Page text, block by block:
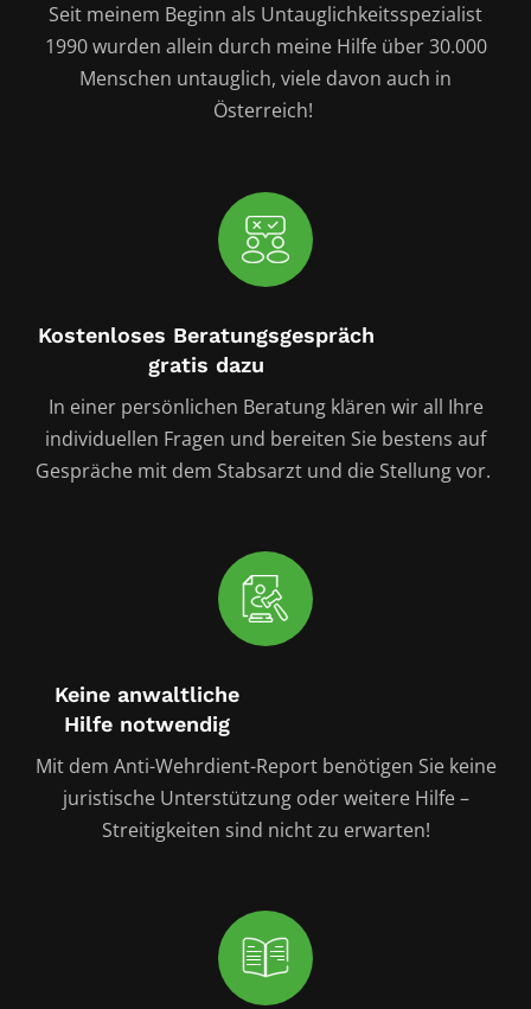
Seit meinem Beginn als Untauglichkeitsspezialist
1990 wurden allein durch meine Hilfe über 30.000
Menschen untauglich, viele davon auch in
Österreich!
Kostenloses Beratungsgespräch
gratis dazu
In einer persönlichen Beratung klären wir all Ihre
individuellen Fragen und bereiten Sie bestens auf
Gespräche mit dem Stabsarzt und die Stellung vor.
Keine anwaltliche
Hilfe notwendig
Mit dem Anti-Wehrdient-Report benötigen Sie keine
juristische Unterstützung oder weitere Hilfe –
Streitigkeiten sind nicht zu erwarten!